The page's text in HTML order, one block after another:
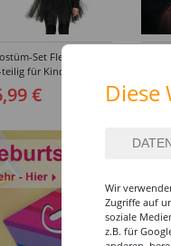
Set Fledermaus
für Kinder
€ Diese
Wir
Zugriffe auf
soziale
z.B. für